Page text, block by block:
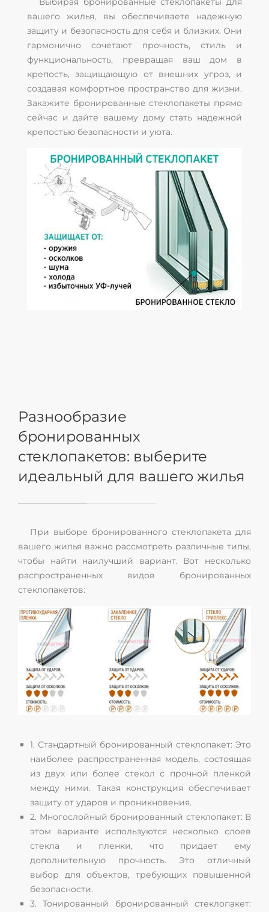
вашего жилья, вы обеспечиваете надежную
защиту и безопасность для себя и близких. Они
гармонично сочетают прочность, стиль и
функциональность, превращая ваш дом в
крепость, защищающую от внешних угроз, и
создавая комфортное пространство для жизни.
Закажите бронированные стеклопакеты прямо
сейчас и дайте вашему дому стать надежной
крепостью безопасности и уюта.
Разнообразие
бронированных
стеклопакетов: выберите
идеальный для вашего жилья
При выборе бронированного стеклопакета для
вашего жилья важно рассмотреть различные типы,
чтобы найти наилучший вариант. Вот несколько
распространенных видов бронированных
стеклопакетов:
1. Стандартный бронированный стеклопакет: Это
наиболее распространенная модель, состоящая
из двух или более стекол с прочной пленкой
между ними. Такая конструкция обеспечивает
защиту от ударов и проникновения.
2. Многослойный бронированный стеклопакет: В
этом варианте используются несколько слоев
стекла и пленки, что придает ему
дополнительную прочность. Это отличный
выбор для объектов, требующих повышенной
безопасности.
3. Тонированный бронированный стеклопакет: